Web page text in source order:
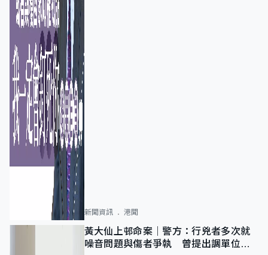
新聞資訊 港聞
黃大仙上邨命案｜警方：行兇者多次就
噪音問題與傷者爭執 曾提出調單位已